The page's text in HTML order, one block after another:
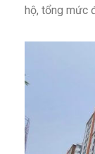
hộ, tổng mức